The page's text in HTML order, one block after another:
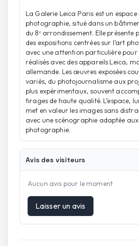
La Galerie Leica Paris est un espace
photographie, situé dans un
du 8ᵉ arrondissement. Elle présente
des expositions centrées sur l’art
avec une attention particulière
réalisés avec des appareils Leica,
allemande. Les œuvres exposées
variés, du photojournalisme aux
plus expérimentaux, souvent
tirages de haute qualité. L’espace,
met en valeur les images sans
avec une scénographie adaptée
photographie.
Avis des visiteurs
Aucun avis pour le moment
Laisser un avis